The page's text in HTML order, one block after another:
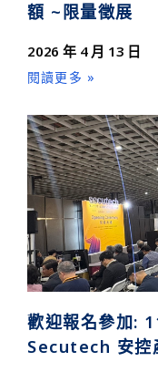
額 ~限量徵展
2026 年 4 月 13 日
閱讀更多 »
歡迎報名參加:
Secutech 安控